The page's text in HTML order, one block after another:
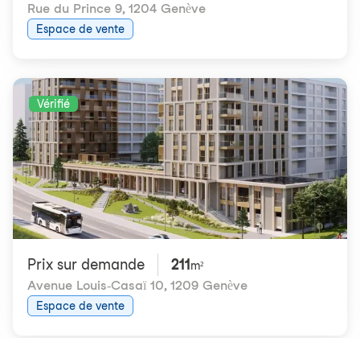
Rue du Prince 9, 1204 Genève
Espace de vente
Vérifié
Prix ​​sur demande 211 m²
Avenue Louis-Casaï 10, 1209 Genève
Espace de vente